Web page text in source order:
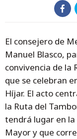
El consejero de
Manuel Blasco,
convivencia de la
que se celebran
Híjar. El acto
la Ruta del
tendrá lugar en
Mayor y que